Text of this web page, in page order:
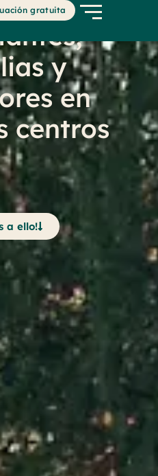
gratuita
y
en
centros
a ello!